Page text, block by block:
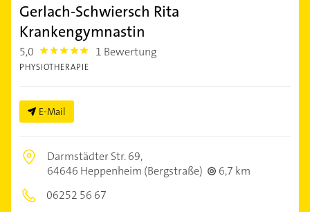
Gerlach-Schwiersch Rita
Krankengymnastin
5,0 5.0 1 Bewertung
PHYSIOTHERAPIE
E-Mail
Darmstädter Str. 69,
64646 Heppenheim (Bergstraße)
6,7 km
06252 56 67